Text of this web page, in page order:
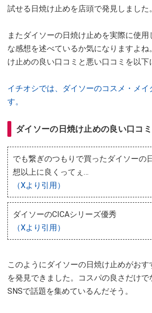
試せる日焼け止めを店頭で発見しました。
またダイソーの日焼け止めを実際に使
な感想を述べているか気になりますよ
け止めの良い口コミと悪い口コミを以下
イチオシでは、ダイソーのコスメ・メイ
す。
ダイソーの日焼け止めの良い口コミ
でも繋ぎのつもりで買ったダイソーの
想以上に良くってぇ…
（Xより引用）
ダイソーのCICAシリーズ優秀
（Xより引用）
このようにダイソーの日焼け止めがおす
を発見できました。コスパの良さだけで
SNSで話題を集めているんだそう。